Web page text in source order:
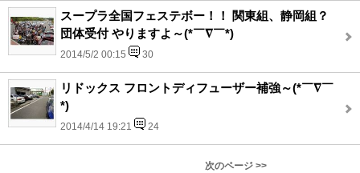
スープラ全国フェステボー！！ 関東組、静岡組？
団体受付 やりますよ～(*￣∇￣*)
2014/5/2 00:15 30
リドックス フロントディフューザー補強～(*￣∇￣
*)
2014/4/14 19:21 24
次のページ >>